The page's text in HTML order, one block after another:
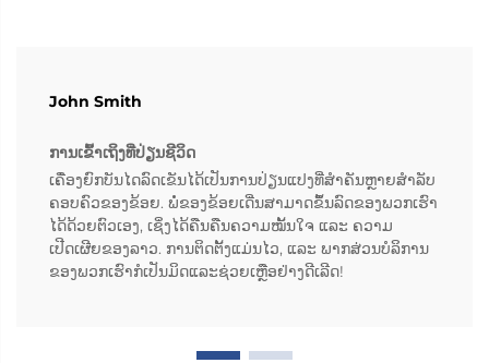
John Smith
ການເຂົ້າເຖິງທີ່ປ່ຽນຊີວິດ
ເຄື່ອງຍົກບັນໄດລົດເຂັນໄດ້ເປັນການປ່ຽນແປງທີ່ສຳຄັນຫຼາຍສຳລັບ
ຄອບຄົວຂອງຂ້ອຍ. ພໍ່ຂອງຂ້ອຍເດີ່ນສາມາດຂຶ້ນລົດຂອງພວກເຮົາ
ໄດ້ດ້ວຍຕົວເອງ, ເຊິ່ງໄດ້ຄືນຄືນຄວາມໝັ້ນໃຈ ແລະ ຄວາມ
ເປີດເຜີຍຂອງລາວ. ການຕິດຕັ້ງແມ່ນໄວ, ແລະ ພາກສ່ວນບໍລິການ
ຂອງພວກເຮົາກໍເປັນມິດແລະຊ່ວຍເຫຼືອຢ່າງດີເລີດ!